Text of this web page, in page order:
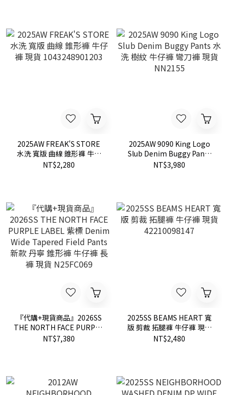
2025AW FREAK'S STORE
水洗 寬版 曲線 錐形褲 牛仔
褲 現貨 1043248901203
NT$2,280
2025AW 9090 King Logo
Slub Denim Buggy Pants
水洗 樹紋 牛仔褲 彎刀褲 現
NT$3,980
『代購+現貨商品』2026SS
THE NORTH FACE PURPLE
LABEL 紫標 Denim Wide
NT$7,380
2025SS BEAMS HEART 寬
版 剪裁 拓腿褲 牛仔褲 現貨
42210098147
NT$2,480